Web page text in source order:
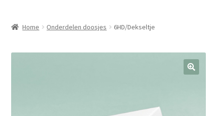
Home Onderdelen doosjes 6HD/Dekseltje